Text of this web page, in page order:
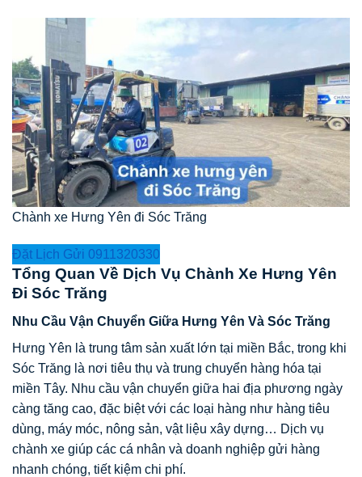
Chành xe Hưng Yên đi Sóc Trăng
Đặt Lịch Gửi 0911320330
Tổng Quan Về Dịch Vụ Chành Xe Hưng Yên
Đi Sóc Trăng
Nhu Cầu Vận Chuyển Giữa Hưng Yên Và Sóc Trăng
Hưng Yên là trung tâm sản xuất lớn tại miền Bắc, trong khi
Sóc Trăng là nơi tiêu thụ và trung chuyển hàng hóa tại
miền Tây. Nhu cầu vận chuyển giữa hai địa phương ngày
càng tăng cao, đặc biệt với các loại hàng như hàng tiêu
dùng, máy móc, nông sản, vật liệu xây dựng… Dịch vụ
chành xe giúp các cá nhân và doanh nghiệp gửi hàng
nhanh chóng, tiết kiệm chi phí.